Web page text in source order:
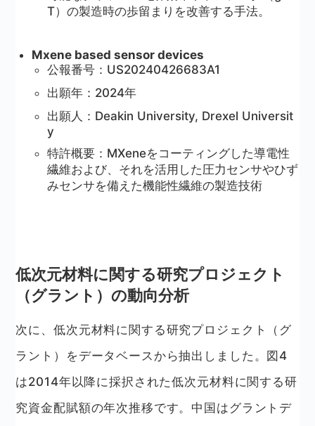
T）の製造時の歩留まりを改善する手法。
Mxene based sensor devices
公報番号：US20240426683A1
出願年：2024年
出願人：Deakin University, Drexel Universit
y
特許概要：MXeneをコーティングした導電性
繊維および、それを活用した圧力センサやひず
みセンサを備えた機能性繊維の製造技術
低次元材料に関する研究プロジェクト
（グラント）の動向分析
次に、低次元材料に関する研究プロジェクト（グ
ラント）をデータベースから抽出しました。図4
は2014年以降に採択された低次元材料に関する研
究資金配賦額の年次推移です。中国はグラントデ